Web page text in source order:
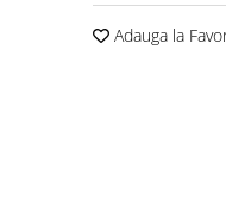
Adauga la